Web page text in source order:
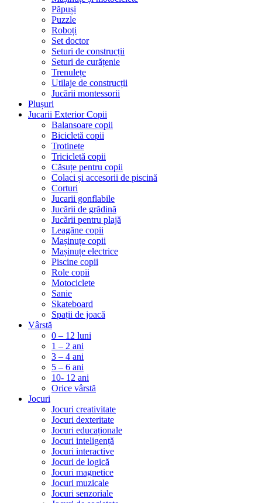
Păpuși
Puzzle
Roboți
Set doctor
Seturi de construcții
Seturi de curățenie
Trenulețe
Utilaje de construcții
Jucării montessorii
Plușuri
Jucarii Exterior Copii
Balansoare copii
Bicicletă copii
Trotinete
Tricicletă copii
Căsuțe pentru copii
Colaci și accesorii de piscină
Corturi
Jucarii gonflabile
Jucării de grădină
Jucării pentru plajă
Leagăne copii
Mașinuțe copii
Mașinuțe electrice
Piscine copii
Role copii
Motociclete
Sanie
Skateboard
Spații de joacă
Vârstă
0 – 12 luni
1 – 2 ani
3 – 4 ani
5 – 6 ani
10- 12 ani
Orice vârstă
Jocuri
Jocuri creativitate
Jocuri dexteritate
Jocuri educaționale
Jocuri inteligență
Jocuri interactive
Jocuri de logică
Jocuri magnetice
Jocuri muzicale
Jocuri senzoriale